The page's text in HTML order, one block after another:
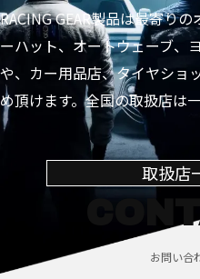
RACING GEAR製品は最寄り
ーハット、オートウェーブ、
や、カー用品店、タイヤショ
め頂けます。全国の取扱店は
取扱店
お問い合